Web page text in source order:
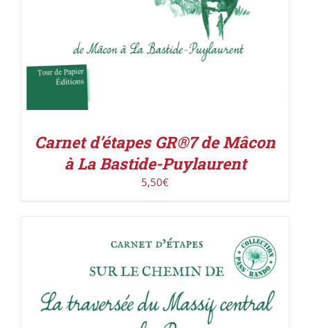
Carnet d’étapes GR®7 de Mâcon
à La Bastide-Puylaurent
5,50€